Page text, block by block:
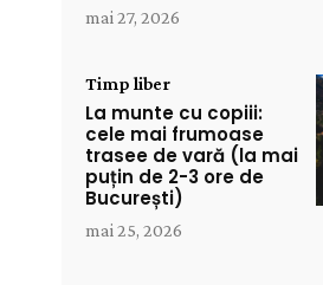
mai 27, 2026
Timp liber
La munte cu copiii:
cele mai frumoase
trasee de vară (la mai
puțin de 2-3 ore de
București)
mai 25, 2026